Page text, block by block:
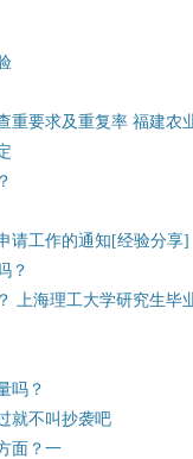
重要求及重复率 福建农
请工作的通知[经验分享]
？
上海理工大学研究生毕
吗？
就不叫抄袭吧
面？一